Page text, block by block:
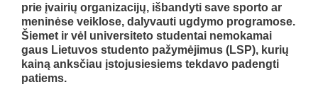
prie įvairių organizacijų, išbandyti save sporto ar
meninėse veiklose, dalyvauti ugdymo programose.
Šiemet ir vėl universiteto studentai nemokamai
gaus Lietuvos studento pažymėjimus (LSP), kurių
kainą anksčiau įstojusiesiems tekdavo padengti
patiems.